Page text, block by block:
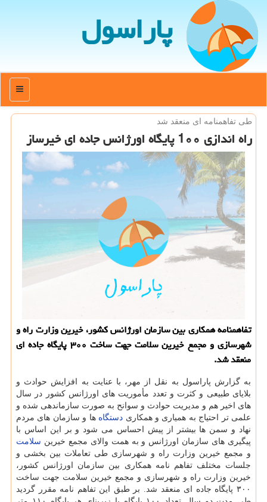
پاراسول
منو
طی تفاهمنامه ای منعقد شد
راه اندازی 1۰۰ پایگاه اورژانس جاده ای خیرساز
تفاهمنامه همكاری بین سازمان اورژانس كشور، خیرین وزارت راه و
شهرسازی و مجمع خیرین سلامت جهت ساخت ۳۰۰ پایگاه جاده ای
منعقد شد.
به گزارش پاراسول به نقل از مهر، با عنایت به افزایش حوادث و
بلایای طبیعی و کثرت و تعدد مأموریت های اورژانس کشور در سال
های اخیر هم و مدیریت حوادث و سوانح به صورت سازماندهی شده و
علمی تر احتیاج به همیاری و همکاری دستگاه ها و سازمان های مردم
نهاد و سمن ها بیشتر از پیش احساس می شود و بر این اساس با
پیگیری های سازمان اورژانس و به همت والای مجمع خیرین سلامت
و مجمع خیرین وزارت راه و شهرسازی طی تعاملات بین بخشی و
جلسات مختلف تفاهم نامه همکاری بین سازمان اورژانس کشور،
خیرین وزارت راه و شهرسازی و مجمع خیرین سلامت جهت ساخت
۳۰۰ پایگاه جاده ای منعقد شد. بر طبق این تفاهم نامه مقرر گردید